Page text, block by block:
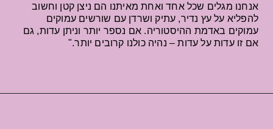
אנחנו מגלים שכל אחד ואחת מאיתנו הם ניצן קטן וחשוב
להפליא על עץ נדיר, עתיק ושרדן עם שורשים עמוקים
עמוקים באדמת ההיסטוריה. אם נספר יותר וניתן עדות, גם
אם זו עדות על עדות – נהיה כולנו קרובים יותר."